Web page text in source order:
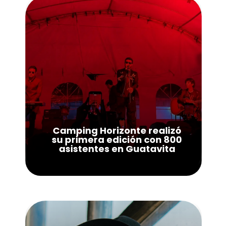
Camping Horizonte realizó
su primera edición con 800
asistentes en Guatavita